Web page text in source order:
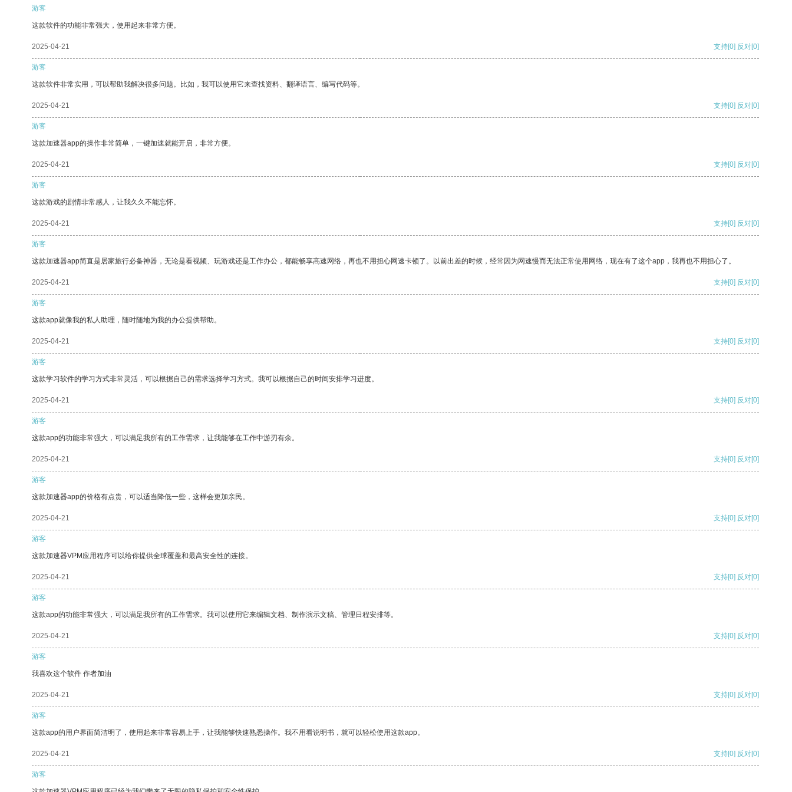
游客
这款软件的功能非常强大，使用起来非常方便。
2025-04-21 支持[0] 反对[0]
游客
这款软件非常实用，可以帮助我解决很多问题。比如，我可以使用它来查找资料、翻译语言、编写代码等。
2025-04-21 支持[0] 反对[0]
游客
这款加速器app的操作非常简单，一键加速就能开启，非常方便。
2025-04-21 支持[0] 反对[0]
游客
这款游戏的剧情非常感人，让我久久不能忘怀。
2025-04-21 支持[0] 反对[0]
游客
这款加速器app简直是居家旅行必备神器，无论是看视频、玩游戏还是工作办公，都能畅享高速网络，再也不用担心网速卡顿了。以前出差的时候，经常因为网速慢而无法正常使用网络，现在有了这个app，我再也不用担心了。
2025-04-21 支持[0] 反对[0]
游客
这款app就像我的私人助理，随时随地为我的办公提供帮助。
2025-04-21 支持[0] 反对[0]
游客
这款学习软件的学习方式非常灵活，可以根据自己的需求选择学习方式。我可以根据自己的时间安排学习进度。
2025-04-21 支持[0] 反对[0]
游客
这款app的功能非常强大，可以满足我所有的工作需求，让我能够在工作中游刃有余。
2025-04-21 支持[0] 反对[0]
游客
这款加速器app的价格有点贵，可以适当降低一些，这样会更加亲民。
2025-04-21 支持[0] 反对[0]
游客
这款加速器VPM应用程序可以给你提供全球覆盖和最高安全性的连接。
2025-04-21 支持[0] 反对[0]
游客
这款app的功能非常强大，可以满足我所有的工作需求。我可以使用它来编辑文档、制作演示文稿、管理日程安排等。
2025-04-21 支持[0] 反对[0]
游客
我喜欢这个软件 作者加油
2025-04-21 支持[0] 反对[0]
游客
这款app的用户界面简洁明了，使用起来非常容易上手，让我能够快速熟悉操作。我不用看说明书，就可以轻松使用这款app。
2025-04-21 支持[0] 反对[0]
游客